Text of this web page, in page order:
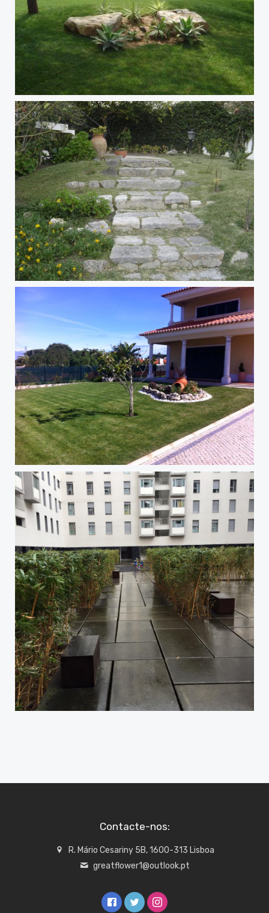
Contacte-nos:
R. Mário Cesariny 5B, 1600-313 Lisboa
greatflower1@outlook.pt